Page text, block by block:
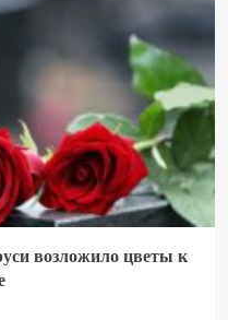
возложило цветы к